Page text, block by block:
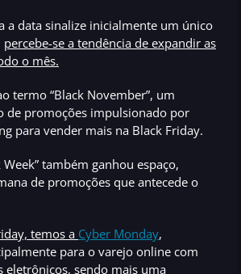
a data sinalize inicialmente um único
percebe-se a tendência de expandir as
o mês.
termo “Black November”, um
de promoções impulsionado por
para vender mais na Black Friday.
Week” também ganhou espaço,
de promoções que antecede o
temos a Cyber Monday,
para o varejo online com
eletrônicos, sendo mais uma